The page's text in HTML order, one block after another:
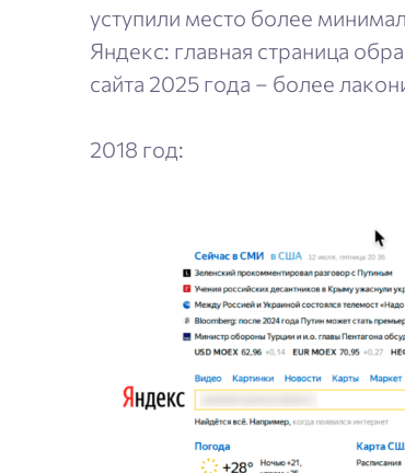
уступили место более
Яндекс: главная страница
сайта 2025 года – более
2018 год: